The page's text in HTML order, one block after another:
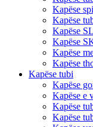
Kapëse
Kapëse
Kapëse SL
Kapëse
Kapëse
Kapëse
Kapëse tubi
Kapëse
Kapëse e
Kapëse
Kapëse